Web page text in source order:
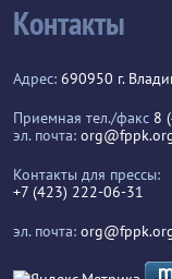
Контакты
Адрес: 690950 г.
Приемная тел./факс 8
эл. почта:
Контакты для прессы:
+7 (423) 222-06-31
эл. почта: